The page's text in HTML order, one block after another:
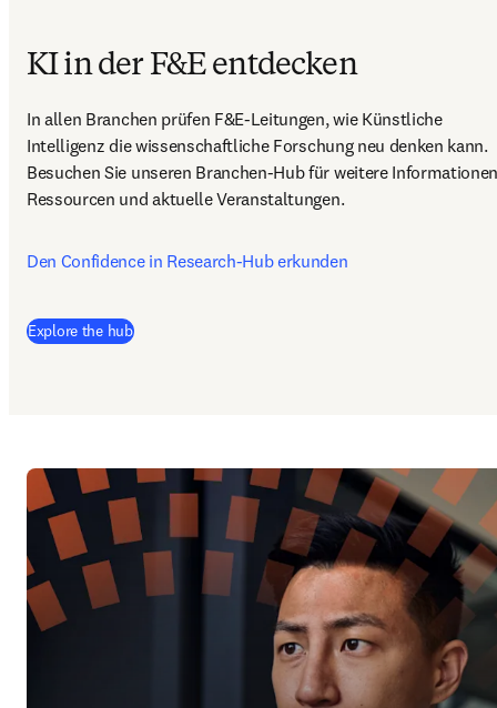
KI in der F&E entdecken
In allen Branchen prüfen F&E‑Leitungen, wie Künstliche
Intelligenz die wissenschaftliche Forschung neu denken kann.
Besuchen Sie unseren Branchen‑Hub für weitere
Ressourcen und aktuelle Veranstaltungen.
Den Confidence in Research‑Hub erkunden
Explore the hub